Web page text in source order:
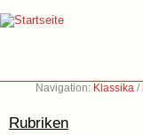
Navigation: Klassika /
Rubriken